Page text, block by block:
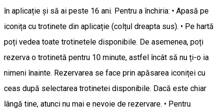
în aplicație și să ai peste 16 ani. Pentru a închiria: • Apasă pe
iconița cu trotinete din aplicație (colțul dreapta sus). • Pe hartă
poți vedea toate trotinetele disponibile. De asemenea, poți
rezerva o trotinetă pentru 10 minute, astfel încât să nu ți-o ia
nimeni înainte. Rezervarea se face prin apăsarea iconiței cu
ceas după selectarea trotinetei disponibile. Dacă este chiar
lângă tine, atunci nu mai e nevoie de rezervare. • Pentru